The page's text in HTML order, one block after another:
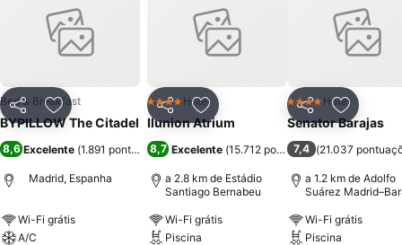
PartilharAdicionar aos favoritos
Bed & Breakfast
BYPILLOW The Citadel
8,6 Excelente (1.891 pontuações)
Madrid, Espanha
Wi-Fi grátis
A/C
PartilharAdicionar aos favoritos
4 EstrelasHotel
Ilunion Atrium
8,7 Excelente (15.712 pontuações)
a 2.8 km de Estádio
Santiago Bernabeu
Wi-Fi grátis
Piscina
Partilhar
4 EstrelasHotel
Senator Barajas
7,4 (21.037
a 1.2 km de Adolfo
Suárez
Wi-Fi grátis
Piscina